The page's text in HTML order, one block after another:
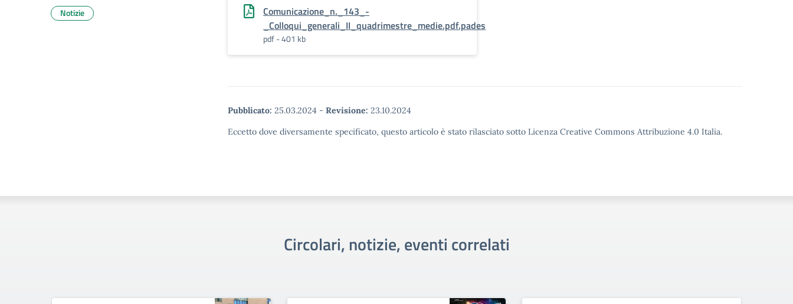
Comunicazione_n._143_-
_Colloqui_generali_II_quadrimestre_medie.pdf.pades
pdf - 401 kb
Pubblicato: 25.03.2024 - Revisione: 23.10.2024
Eccetto dove diversamente specificato, questo articolo è stato rilasciato sotto Licenza Creative Commons Attribuzione 4.0 Italia.
Notizie
Circolari, notizie, eventi correlati